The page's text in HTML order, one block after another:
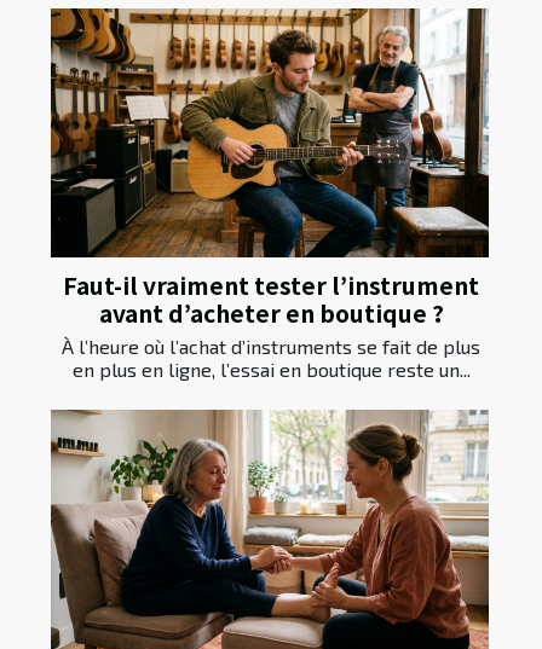
Faut-il vraiment tester l’instrument
avant d’acheter en boutique ?
À l’heure où l’achat d’instruments se fait de plus
en plus en ligne, l’essai en boutique reste un...